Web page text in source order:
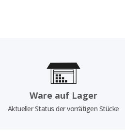
Ware auf Lager
Aktueller Status der vorrätigen Stücke